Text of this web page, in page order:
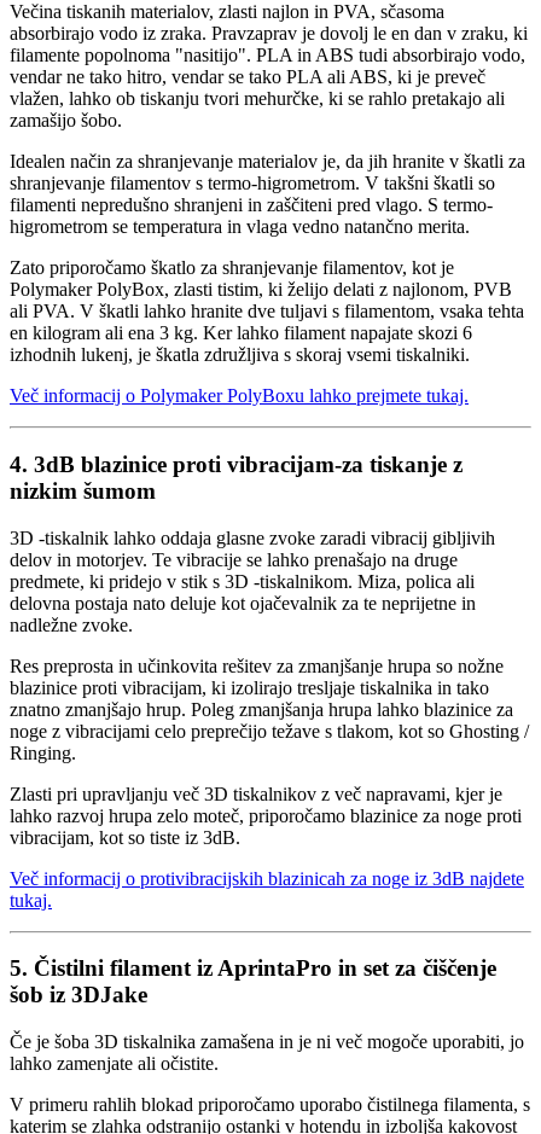
Večina tiskanih materialov, zlasti najlon in PVA, sčasoma
absorbirajo vodo iz zraka. Pravzaprav je dovolj le en dan v zraku, ki
filamente popolnoma "nasitijo". PLA in ABS tudi absorbirajo vodo,
vendar ne tako hitro, vendar se tako PLA ali ABS, ki je preveč
vlažen, lahko ob tiskanju tvori mehurčke, ki se rahlo pretakajo ali
zamašijo šobo.
Idealen način za shranjevanje materialov je, da jih hranite v škatli za
shranjevanje filamentov s termo-higrometrom. V takšni škatli so
filamenti nepredušno shranjeni in zaščiteni pred vlago. S termo-
higrometrom se temperatura in vlaga vedno natančno merita.
Zato priporočamo škatlo za shranjevanje filamentov, kot je
Polymaker PolyBox, zlasti tistim, ki želijo delati z najlonom, PVB
ali PVA. V škatli lahko hranite dve tuljavi s filamentom, vsaka tehta
en kilogram ali ena 3 kg. Ker lahko filament napajate skozi 6
izhodnih lukenj, je škatla združljiva s skoraj vsemi tiskalniki.
Več informacij o Polymaker PolyBoxu lahko prejmete tukaj.
4. 3dB blazinice proti vibracijam-za tiskanje z
nizkim šumom
3D -tiskalnik lahko oddaja glasne zvoke zaradi vibracij gibljivih
delov in motorjev. Te vibracije se lahko prenašajo na druge
predmete, ki pridejo v stik s 3D -tiskalnikom. Miza, polica ali
delovna postaja nato deluje kot ojačevalnik za te neprijetne in
nadležne zvoke.
Res preprosta in učinkovita rešitev za zmanjšanje hrupa so nožne
blazinice proti vibracijam, ki izolirajo tresljaje tiskalnika in tako
znatno zmanjšajo hrup. Poleg zmanjšanja hrupa lahko blazinice za
noge z vibracijami celo preprečijo težave s tlakom, kot so Ghosting /
Ringing.
Zlasti pri upravljanju več 3D tiskalnikov z več napravami, kjer je
lahko razvoj hrupa zelo moteč, priporočamo blazinice za noge proti
vibracijam, kot so tiste iz 3dB.
Več informacij o protivibracijskih blazinicah za noge iz 3dB najdete
tukaj.
5. Čistilni filament iz AprintaPro in set za čiščenje
šob iz 3DJake
Če je šoba 3D tiskalnika zamašena in je ni več mogoče uporabiti, jo
lahko zamenjate ali očistite.
V primeru rahlih blokad priporočamo uporabo čistilnega filamenta, s
katerim se zlahka odstranijo ostanki v hotendu in izboljša kakovost